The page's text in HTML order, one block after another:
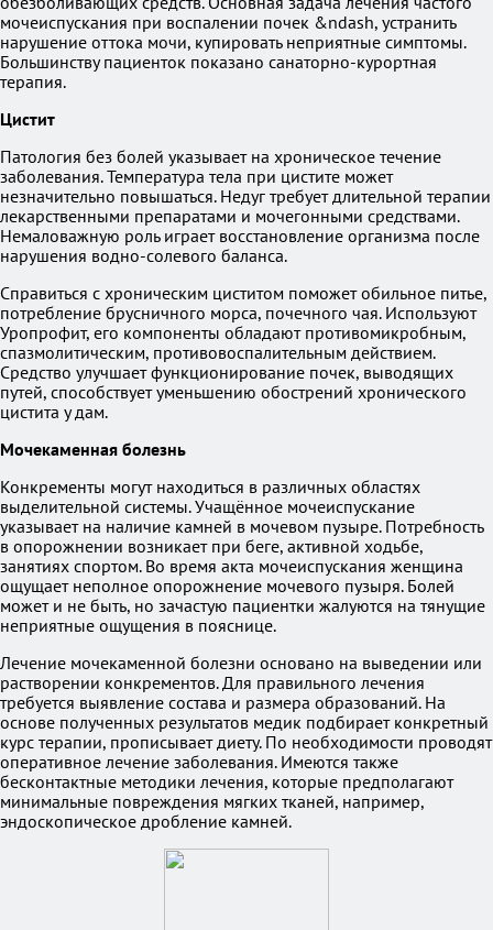
мочеиспускания при воспалении почек &ndash, устранить
нарушение оттока мочи, купировать неприятные симптомы.
Большинству пациенток показано санаторно-курортная
терапия.
Цистит
Патология без болей указывает на хроническое течение
заболевания. Температура тела при цистите может
незначительно повышаться. Недуг требует длительной терапии
лекарственными препаратами и мочегонными средствами.
Немаловажную роль играет восстановление организма после
нарушения водно-солевого баланса.
Справиться с хроническим циститом поможет обильное питье,
потребление брусничного морса, почечного чая. Используют
Уропрофит, его компоненты обладают противомикробным,
спазмолитическим, противовоспалительным действием.
Средство улучшает функционирование почек, выводящих
путей, способствует уменьшению обострений хронического
цистита у дам.
Мочекаменная болезнь
Конкременты могут находиться в различных областях
выделительной системы. Учащённое мочеиспускание
указывает на наличие камней в мочевом пузыре. Потребность
в опорожнении возникает при беге, активной ходьбе,
занятиях спортом. Во время акта мочеиспускания женщина
ощущает неполное опорожнение мочевого пузыря. Болей
может и не быть, но зачастую пациентки жалуются на тянущие
неприятные ощущения в пояснице.
Лечение мочекаменной болезни основано на выведении или
растворении конкрементов. Для правильного лечения
требуется выявление состава и размера образований. На
основе полученных результатов медик подбирает конкретный
курс терапии, прописывает диету. По необходимости проводят
оперативное лечение заболевания. Имеются также
бесконтактные методики лечения, которые предполагают
минимальные повреждения мягких тканей, например,
эндоскопическое дробление камней.